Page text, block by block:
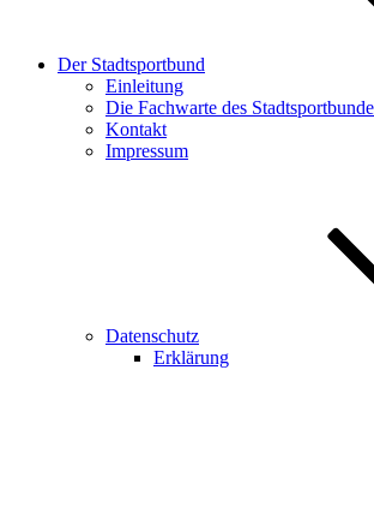
Der Stadtsportbund
Einleitung
Die Fachwarte des
Kontakt
Impressum
Datenschutz
Erklärung